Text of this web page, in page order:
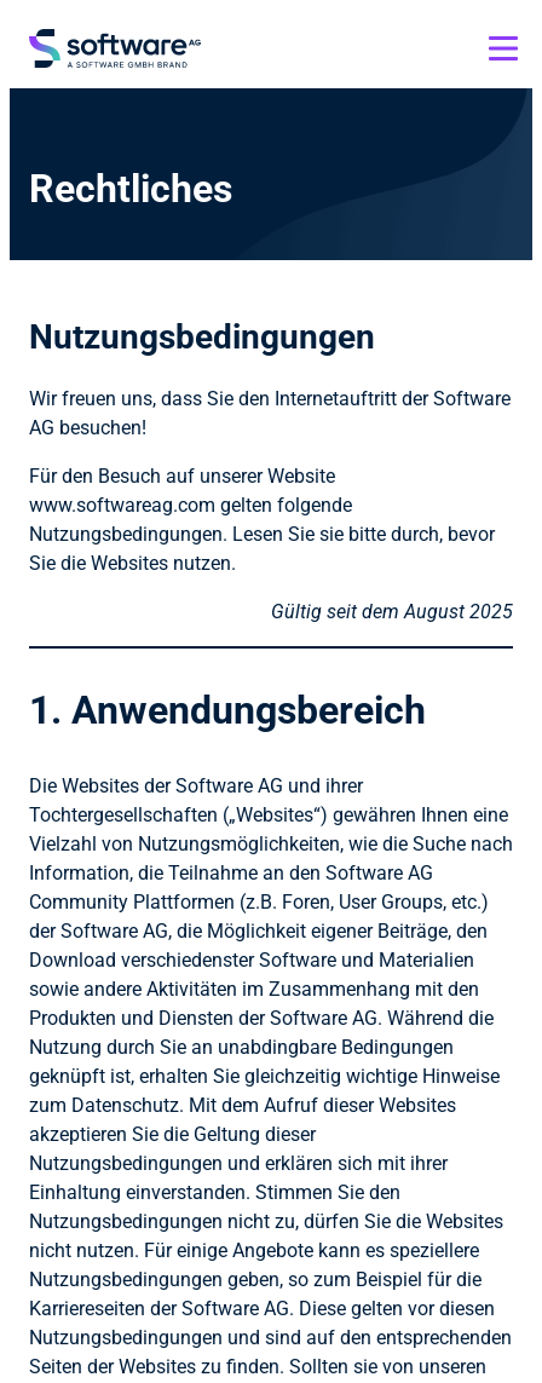
Rechtliches
Nutzungsbedingungen
Wir freuen uns, dass Sie den Internetauftritt der Software
AG besuchen!
Für den Besuch auf unserer Website
www.softwareag.com gelten folgende
Nutzungsbedingungen. Lesen Sie sie bitte durch, bevor
Sie die Websites nutzen.
Gültig seit demAugust 2025
1. Anwendungsbereich
Die Websites der Software AG und ihrer
Tochtergesellschaften („Websites“) gewähren Ihnen eine
Vielzahl von Nutzungsmöglichkeiten, wie die Suche nach
Information, die Teilnahme an den Software AG
Community Plattformen (z.B. Foren, User Groups, etc.)
der Software AG, die Möglichkeit eigener Beiträge, den
Download verschiedenster Software und Materialien
sowie andere Aktivitäten im Zusammenhang mit den
Produkten und Diensten der Software AG. Während die
Nutzung durch Sie an unabdingbare Bedingungen
geknüpft ist, erhalten Sie gleichzeitig wichtige Hinweise
zum Datenschutz. Mit dem Aufruf dieser Websites
akzeptieren Sie die Geltung dieser
Nutzungsbedingungen und erklären sich mit ihrer
Einhaltung einverstanden. Stimmen Sie den
Nutzungsbedingungen nicht zu, dürfen Sie die Websites
nicht nutzen. Für einige Angebote kann es speziellere
Nutzungsbedingungen geben, so zum Beispiel für die
Karriereseiten der Software AG. Diese gelten vor diesen
Nutzungsbedingungen und sind auf den entsprechenden
Seiten der Websites zu finden. Sollten sie von unseren